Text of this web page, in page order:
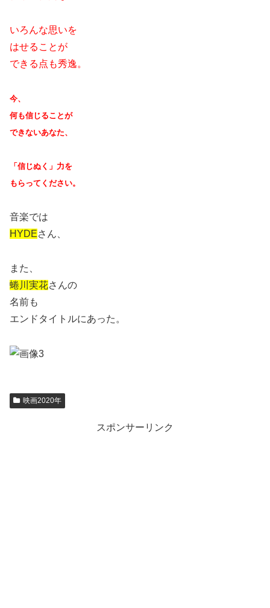
いろんな思いを
はせることが
できる点も秀逸。
今、
何も信じることが
できないあなた、
「信じぬく」力を
もらってください。
音楽では
HYDEさん、
また、
蜷川実花さんの
名前も
エンドタイトルにあった。
映画2020年
スポンサーリンク